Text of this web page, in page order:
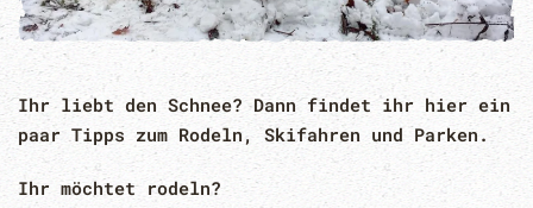
Ihr liebt den Schnee? Dann findet ihr hier ein
paar Tipps zum Rodeln, Skifahren und Parken.
Ihr möchtet rodeln?